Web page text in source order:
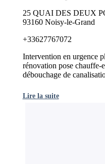
25 QUAI DES DEUX
93160 Noisy-le-Grand
+33627767072
Intervention en urgence
rénovation pose chauffe-
débouchage de
Lire la suite